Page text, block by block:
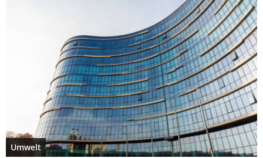
Umwelt